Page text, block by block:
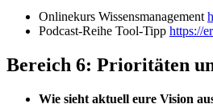
Onlinekurs Wissensmanagement
Podcast-Reihe Tool-Tipp https://
Bereich 6: Prioritäten
Wie sieht aktuell eure Vision